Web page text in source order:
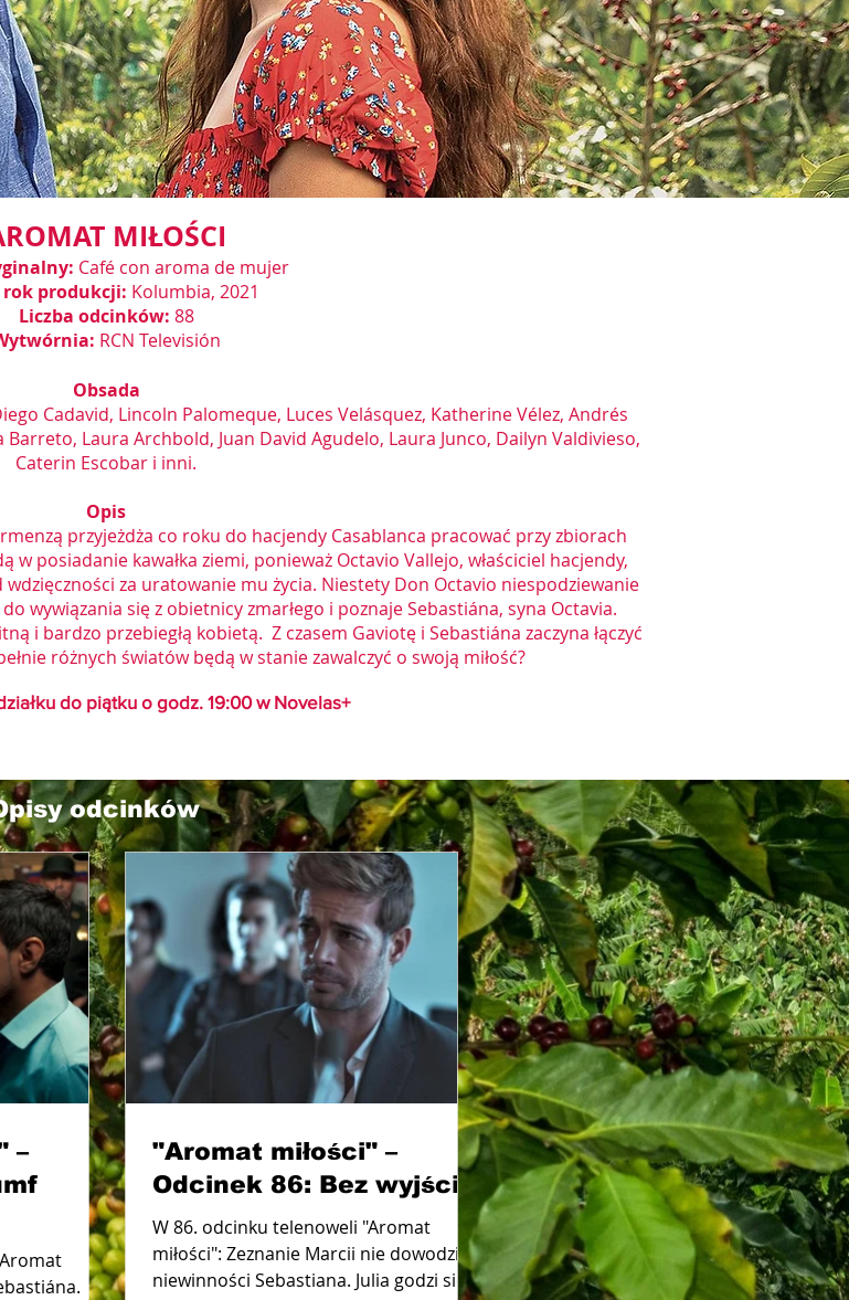
MIŁOŚCI
Café con aroma de mujer
rok produkcji: Kolumbia, 2021
Liczba odcinków: 88
RCN Televisión
Obsada
Cadavid, Lincoln Palomeque, Luces Velásquez, Katherine Vélez, Andrés
Laura Archbold, Juan David Agudelo, Laura Junco, Dailyn Valdivieso,
Caterin Escobar i inni.
Opis
przyjeżdża co roku do hacjendy Casablanca pracować przy zbiorach
w posiadanie kawałka ziemi, ponieważ Octavio Vallejo, właściciel hacjendy,
za uratowanie mu życia. Niestety Don Octavio niespodziewanie
wywiązania się z obietnicy zmarłego i poznaje Sebastiána, syna Octavia.
i bardzo przebiegłą kobietą. Z czasem Gaviotę i Sebastiána zaczyna łączyć
różnych światów będą w stanie zawalczyć o swoją miłość?
do piątku o godz. 19:00 w Novelas+
odcinków
–
"Aromat miłości" –
Odcinek 86: Bez wyjścia
W 86. odcinku telenoweli "Aromat
miłości": Zeznanie Marcii nie dowodzi
niewinności Sebastiana. Julia godzi się z